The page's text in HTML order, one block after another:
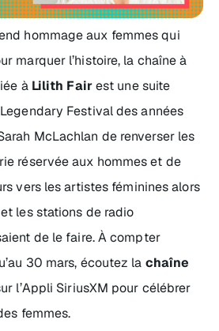
hommage aux femmes qui
marquer l’histoire, la chaîne à
à Lilith Fairest une suite
Festival des années
McLachlan de renverser les
réservée aux hommes et de
vers les artistes féminines alors
les stations de radio
de le faire. À compter
30 mars, écoutez la chaîne
l’Appli SiriusXM pour célébrer
femmes.